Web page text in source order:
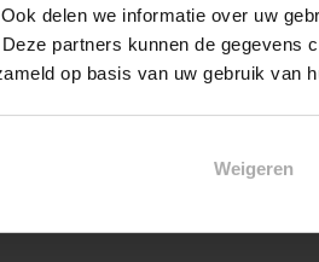
delen we informatie over uw
partners kunnen de gegevens
op basis van uw gebruik van
Weigeren
Blauw